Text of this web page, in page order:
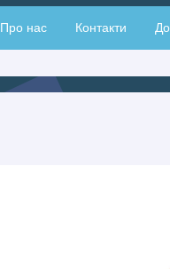
Про нас Контакти